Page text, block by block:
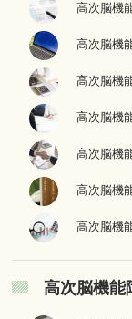
高次脳機
高次脳機
高次脳機
高次脳機
高次脳機
高次脳機
高次脳機
高次脳機能